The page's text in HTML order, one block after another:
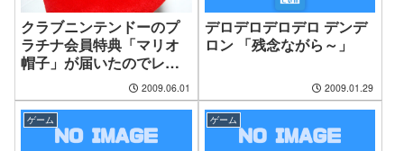
クラブニンテンドーのプ
ラチナ会員特典「マリオ
帽子」が届いたのでレビ
2009.06.01
デロデロデロデロ デンデ
ロン 「残念ながら～」
2009.01.29
ゲーム ゲーム